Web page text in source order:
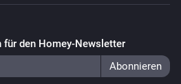
für den Homey-Newsletter